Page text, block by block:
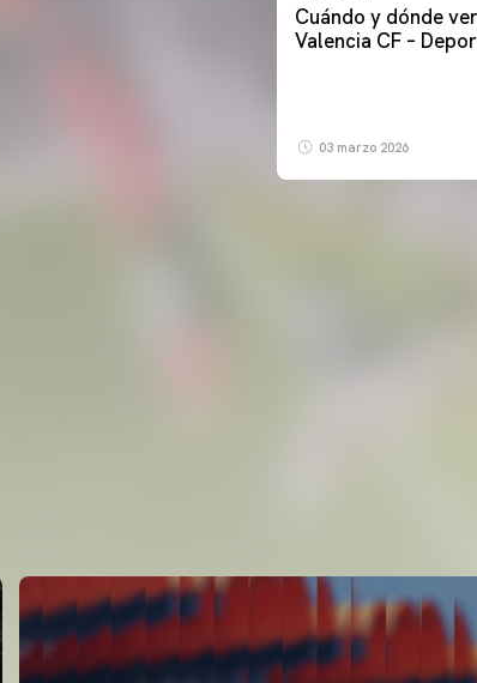
Cuándo y dónde
Valencia CF –
03 marzo 2026